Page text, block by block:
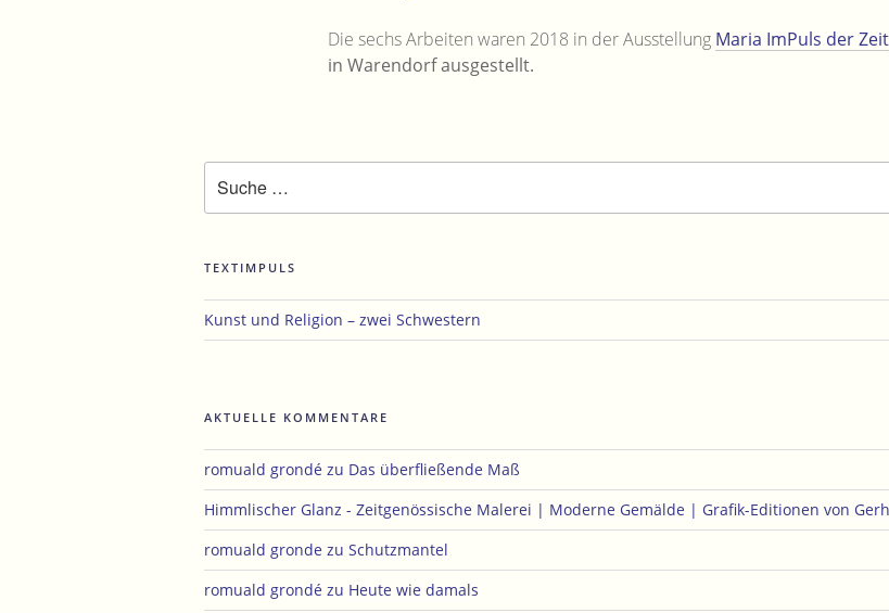
Die sechs Arbeiten waren 2018 in der Ausstellung Maria ImPuls der Zeit
in Warendorf ausgestellt.
nach:
TEXTIMPULS
Kunst und Religion – zwei Schwestern
AKTUELLE KOMMENTARE
romuald grondé zu Das überfließende Maß
Himmlischer Glanz - Zeitgenössische Malerei | Moderne Gemälde | Grafik-Editionen von
romuald gronde zu Schutzmantel
romuald grondé zu Heute wie damals